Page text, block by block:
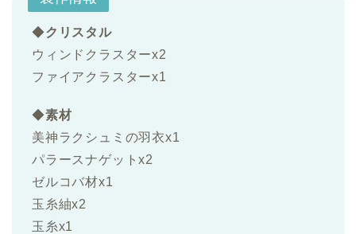
◆クリスタル
ウィンドクラスターx2
ファイアクラスターx1
◆素材
美神ラクシュミの羽衣x1
パラースナゲットx2
ゼルコバ材x1
玉糸紬x2
玉糸x1